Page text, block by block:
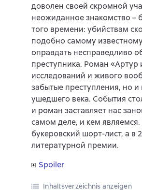
доволен своей скромной
неожиданное знакомство –
того времени: убийствам
подобно самому
оправдать несправедливо
преступника. Роман
исследований и живого
забытые преступления, но
ушедшего века. События
и роман заставляет нас
самом деле, и кем
букеровский шорт-лист, а
литературной премии.
Spoiler
Inhaltsverzeichnis anzeigen